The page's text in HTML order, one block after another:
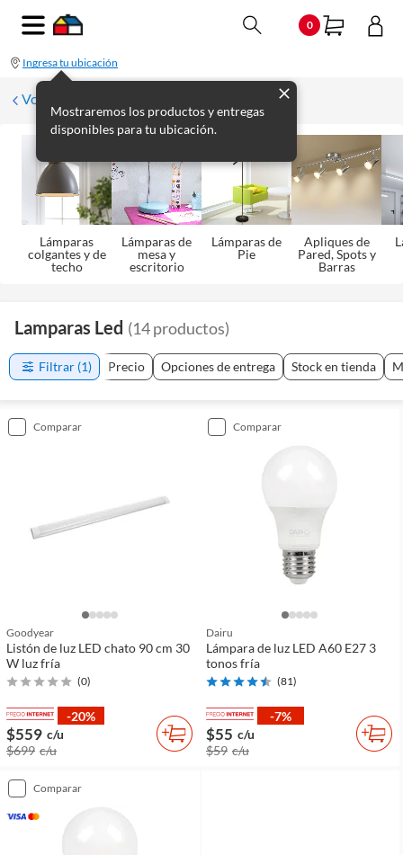
0
Ingresa tu ubicación
Mostraremos los productos y entregas
disponibles para tu ubicación.
Volver
Lámparas
colgantes y de
techo
Lámparas de
mesa y
escritorio
Lámparas de
Pie
Apliques de
Pared, Spots y
Barras
Lamparas Led (14productos)
Filtrar (1) Precio Opciones de entrega Stock en tienda
comparar
Goodyear
Listón de luz LED chato 90 cm 30
W luz fría
(0)
-20%
$559 c/u
$699 c/u
comparar
Dairu
Lámpara de luz LED A60 E27 3
tonos fría
(81)
-7%
$55 c/u
$59 c/u
comparar